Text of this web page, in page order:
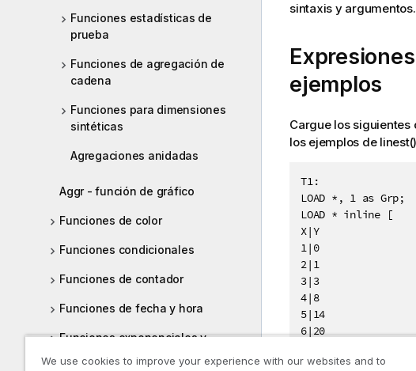
Funciones estadísticas de
prueba
Funciones de agregación de
cadena
Funciones para dimensiones
sintéticas
Agregaciones anidadas
Aggr - función de gráfico
Funciones de color
Funciones condicionales
Funciones de contador
Funciones de fecha y hora
Funciones exponenciales y
sintaxis y argumentos.
ejemplos
Cargue los
los ejemplos de
T1:
LOAD *, 1 as Grp;
LOAD * inline [
X|Y
1|0
2|1
3|3
4|8
5|14
6|20
8|50
We use cookies to improve your experience with our websites and to